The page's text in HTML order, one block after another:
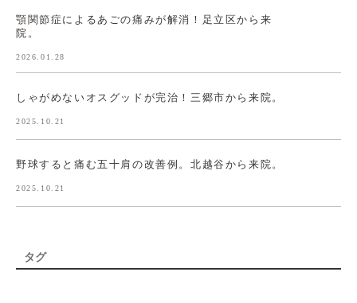
顎関節症によるあごの痛みが解消！足立区から来
院。
2026.01.28
しゃがめないオスグッドが完治！三郷市から来院。
2025.10.21
野球すると痛む五十肩の改善例。北越谷から来院。
2025.10.21
タグ